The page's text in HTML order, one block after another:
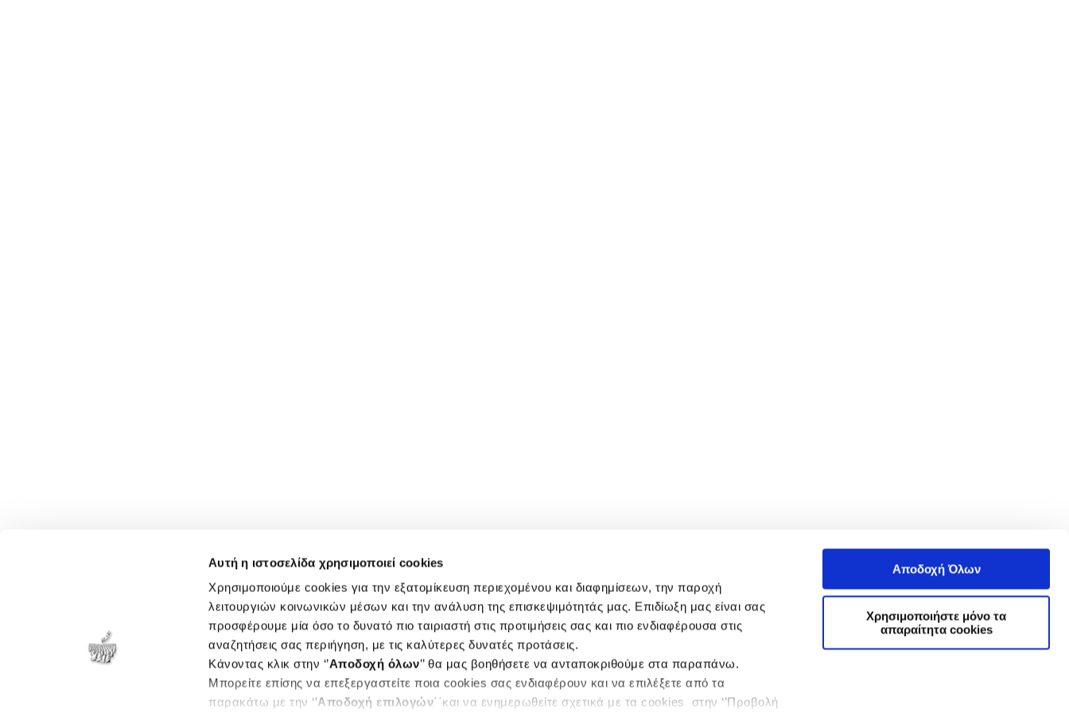
Αυτή η ιστοσελίδα χρησιμοποιεί cookies
Χρησιμοποιούμε cookies για την εξατομίκευση περιεχομένου και διαφημίσεων, την παροχή
λειτουργιών κοινωνικών μέσων και την ανάλυση της επισκεψιμότητάς μας. Επιδίωξη μας είναι σας
προσφέρουμε μία όσο το δυνατό πιο ταιριαστή στις προτιμήσεις σας και πιο ενδιαφέρουσα στις
αναζητήσεις σας περιήγηση, με τις καλύτερες δυνατές προτάσεις.
Κάνοντας κλικ στην ‘’Αποδοχή όλων’’ θα μας βοηθήσετε να ανταποκριθούμε στα παραπάνω.
Μπορείτε επίσης να επεξεργαστείτε ποια cookies σας ενδιαφέρουν και να επιλέξετε από τα
παρακάτω με την ‘’Αποδοχή επιλογών΄΄και να ενημερωθείτε σχετικά με τα cookies στην ‘’Προβολή
Αποδοχή Όλων
Χρησιμοποιήστε μόνο τα
απαραίτητα cookies